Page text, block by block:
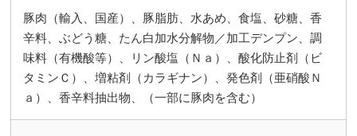
豚肉（輸入、国産）、豚脂肪、水あめ、食塩、砂糖、香
辛料、ぶどう糖、たん白加水分解物／加工デンプン、調
味料（有機酸等）、リン酸塩（Ｎａ）、酸化防止剤（ビ
タミンＣ）、増粘剤（カラギナン）、発色剤（亜硝酸Ｎ
ａ）、香辛料抽出物、（一部に豚肉を含む）